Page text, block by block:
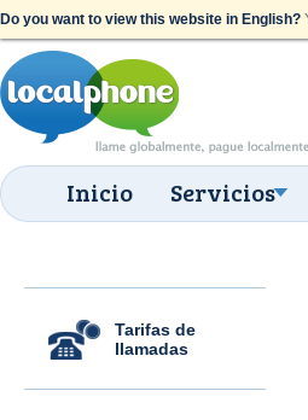
Do you want to view this website in English?
Inicio Servicios
Tarifas de
llamadas